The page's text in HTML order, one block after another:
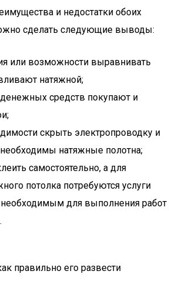
и недостатки обоих
сделать следующие выводы:
или возможности выравнивать
натяжной;
денежных средств покупают и
скрыть электропроводку и
натяжные полотна;
самостоятельно, а для
потолка потребуются услуги
необходимым для выполнения работ
правильно его развести